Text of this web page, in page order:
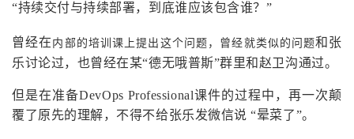
主
页
的
开
我
的
我
“持续交付与持续部署，到底谁应该包含谁？”
曾经在 内部的培训课上提出这个问题，曾经就类似的问题和张
乐讨论过，也曾经在某“德无哦普斯”群里和赵卫沟通过。
但是在准备DevOps Professional课件的过程中，再一次颠
覆了原先的理解，不得不给张乐发微信说 “晕菜了”。